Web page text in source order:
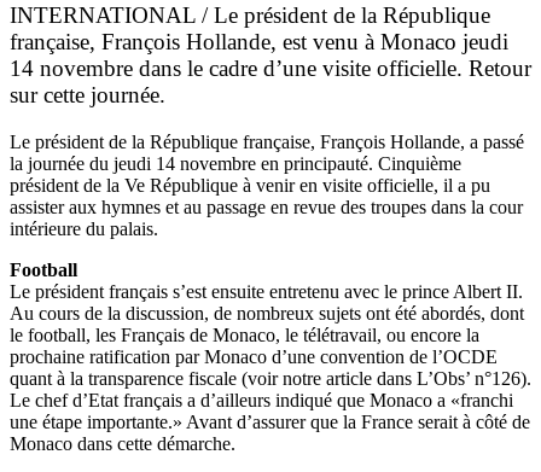
INTERNATIONAL / Le président de la République
française, François Hollande, est venu à Monaco jeudi
14 novembre dans le cadre d’une visite officielle. Retour
sur cette journée.
Le président de la République française, François Hollande, a passé
la journée du jeudi 14 novembre en principauté. Cinquième
président de la Ve République à venir en visite officielle, il a pu
assister aux hymnes et au passage en revue des troupes dans la cour
intérieure du palais.
Football
Le président français s’est ensuite entretenu avec le prince Albert II.
Au cours de la discussion, de nombreux sujets ont été abordés, dont
le football, les Français de Monaco, le télétravail, ou encore la
prochaine ratification par Monaco d’une convention de l’OCDE
quant à la transparence fiscale (voir notre article dans L’Obs’ n°126).
Le chef d’Etat français a d’ailleurs indiqué que Monaco a «franchi
une étape importante.» Avant d’assurer que la France serait à côté de
Monaco dans cette démarche.